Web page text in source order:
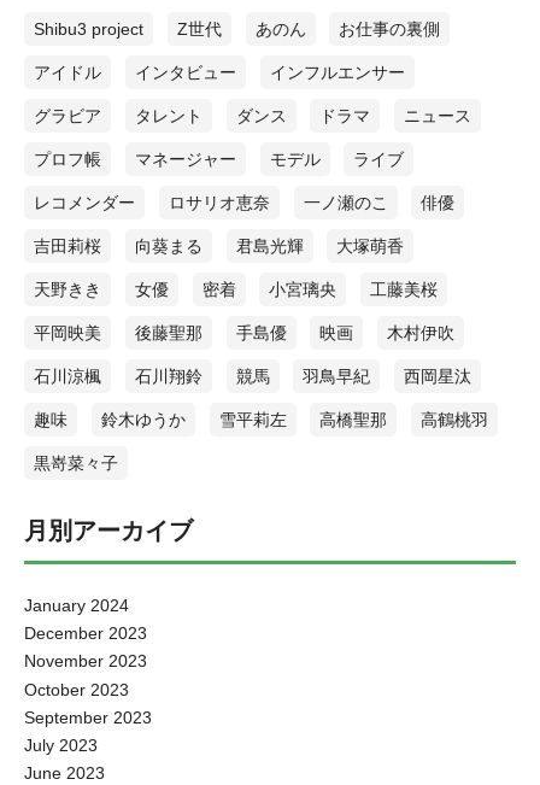
times.com/wp-content/uploads/2021/10/図1-2-e1635577764731.png"
type="speaking" border="on" icon_shape="circle"]バッドエンドや変な空
番組は本当にどうなるかわからない」という緊張感がありました。笑[/
content/uploads/2021/10/IMG_4641-2-e1638251868448.jpeg" align="left"
border="on" icon_shape="circle"]使えるかわからないけど撮っておく、
すよね。[/ふきだし] [ふきだし icon="https://platinum-times.com/wp-
content/uploads/2021/10/図1-2-e1635577764731.png" align="right"
name="新保Mg" col_border="#FD9A8B" col="#fff" type="speaking"
border="on" icon_shape="circle"]2015年「徳川慶喜を生で見たことがあ
る人 まだギリこの世にいる説」、2017年「先生のモノマネ、プロがや
ったら死ぬほど子供にウケる説」、2019年「新元号当てるまで脱出で
クシー賞受賞、おめでとうございます！[/ふきだし]
『水曜日のダウンタウン』通算4回目のギャラクシー賞を受賞 今月気に
はまた。 【執筆】新保紘太郎(プラチナムタイムズ編集部)
だし icon="https://platinum-times.com/wp-
align="right" name="古川Mg" col_border="#FD9A8B" col="#fff"
ックリしました、タレントの自主制作プロジェクトですってね。[/ふき
content/uploads/2021/10/図1-2-e1635577764731.png" align="left"
border="on" icon_shape="circle"]芸能人の政治的発言ってずっとタブー
ような風潮もあったと思います。 [/ふきだし] [ふきだし
icon="https://platinum-times.com/wp-
content/uploads/2021/10/IMG_4641-2-e1638251868448.jpeg"
align="right" name="古川Mg" col_border="#FD9A8B" col="#fff"
type="speaking" border="on" icon_shape="circle"]最近は社会課題に取り
組むような広告が増えているので、自分の意見があって表明している
気になったニュースはこんなところで。11月はどんな驚くニュースが
郎(プラチナムタイムズ編集部)
ん、ラブストーリーが苦手で韓国ドラマを見てこなかった方にも全力
でオススメできる作品です。中盤にはみんなヴィンチェンツォ・カサ
ノの虜になっているでしょう！[/ふきだし] “由良朱合 レコメンド”「い
じめられっ子がYouTuberに!? LINEマンガ『喧嘩独学』」 由良 朱合
（ゆら あかり） 1999年3月12日生まれ。広島県出身。 グラビアアイド
したYouTube『ゆらはいい子』ではグラビアの裏側や“あざとい系”動画
嘩独学」】 https://www.youtube.com/watch?v=NDMtLLmIixY [ふきだし
ストアップ①-e1634889003465.jpg" align="left" name="由良朱合"
icon_shape="circle"]いじめられっ子が、YouTubeをはじめることになる
でやり返す姿を生配信するという過激なコンテンツですが、どんどん
は本当に見ていて気持ち良いです。キャラクターも一人一人魅力的
で、YouTuberという現代に沿った内容もとても面白いです。また作品
の中で出てくる技も面白く、その中でも“痛みを感じない方法”というの
があり、「実際に使えるのかな？」と思って自分で挑戦した事もあり
ますが、普通に痛かったです。[/ふきだし] “高橋祐理 レコメンド”「本
し ゆうり） 2000年6月8日生まれ。北海道出身。ダンス&ボーカルグル
ープ「Zero PLANET」リーダー。俳優としては『ヒプノシスマイク-
Division Rap Battle-Rule the Stage 』リョータ役、『FAKE MOTION -
技を披露し活動の幅を広げている。 Zero PLANETでは新曲「LOOP」
が、11月10日放送開始のテレビ東京 ドラマ『JKからやり直すシルバー
プラン』のOPテーマに抜擢された。 【YouTube ちゃんねる鰐「我が家
のベタ慣れの爬虫類達を紹介します」】
icon="https://platinum-times.com/wp-content/uploads/2021/10/ゆうり-
e1634894237796.png" align="left" name="高橋祐理" col_border="#000"
col="#cee0f0" type="thinking" border="none" icon_shape="circle"]こちら
Shibu3 project Z世代 あのん お仕事の裏側
アイドル インタビュー インフルエンサー
グラビア タレント ダンス ドラマ ニュース
プロフ帳 マネージャー モデル ライブ
レコメンダー ロサリオ恵奈 一ノ瀬のこ 俳優
吉田莉桜 向葵まる 君島光輝 大塚萌香
天野きき 女優 密着 小宮璃央 工藤美桜
平岡映美 後藤聖那 手島優 映画 木村伊吹
石川涼楓 石川翔鈴 競馬 羽鳥早紀 西岡星汰
趣味 鈴木ゆうか 雪平莉左 高橋聖那 高鶴桃羽
黒嵜菜々子
月別アーカイブ
January 2024
December 2023
November 2023
October 2023
September 2023
July 2023
June 2023